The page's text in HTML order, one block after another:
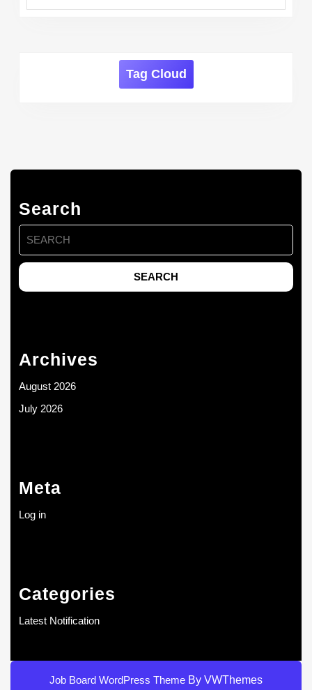
Tag Cloud
Search
Search
for:
Archives
August 2026
July 2026
Meta
Log in
Categories
Latest Notification
Job Board WordPress Theme By VWThemes